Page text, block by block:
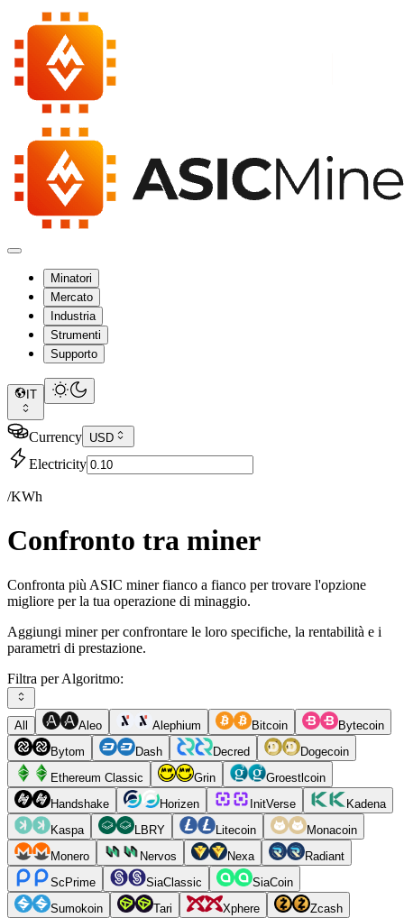
Minatori
Mercato
Industria
Strumenti
Supporto
IT
Currency USD
Electricity
/KWh
Confronto tra miner
Confronta più ASIC miner fianco a fianco per trovare l'opzione
migliore per la tua operazione di minaggio.
Aggiungi miner per confrontare le loro specifiche, la rentabilità e i
parametri di prestazione.
Filtra per Algoritmo:
All Aleo Alephium Bitcoin
Bytecoin
Bytom
Dash Decred
Dogecoin
Ethereum Classic
Grin
Groestlcoin
Handshake
Horizen InitVerse
Kadena
Kaspa
LBRY Litecoin
Monacoin
Monero
Nervos Nexa
Radiant
ScPrime
SiaClassic
SiaCoin
Sumokoin
Tari Xphere Zcash